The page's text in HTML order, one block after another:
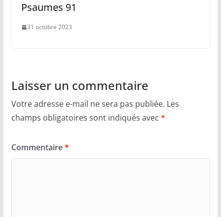
Psaumes 91
31 octobre 2023
Laisser un commentaire
Votre adresse e-mail ne sera pas publiée. Les
champs obligatoires sont indiqués avec *
Commentaire*